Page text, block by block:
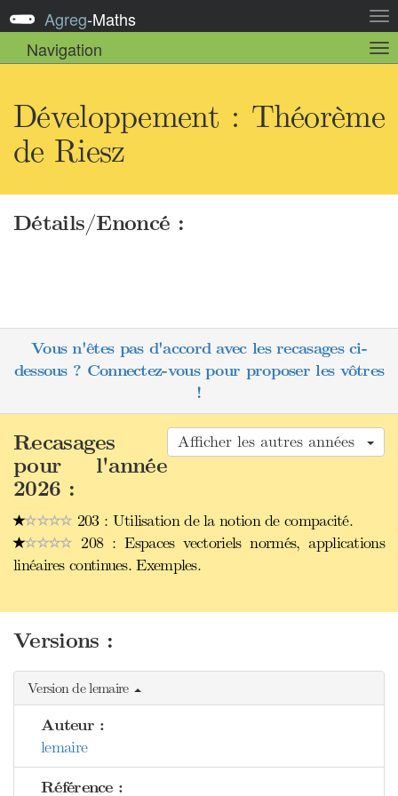
la
Agreg-Maths
Navigation
la
Développement : Théorème
de Riesz
Détails/Enoncé :
Vous n'êtes pas d'accord avec les recasages ci-
dessous ? Connectez-vous pour proposer les vôtres
!
Afficher les autres années
Recasages
pour l'année
2026 :
203 : Utilisation de la notion de compacité.
208 : Espaces vectoriels normés, applications
linéaires continues. Exemples.
Versions :
Version de lemaire
Auteur :
lemaire
Référence :